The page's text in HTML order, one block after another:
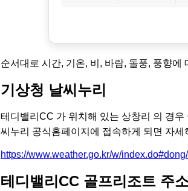
순서대로 시간, 기온, 비, 바람, 돌풍, 풍향에
기상청 날씨누리
테디밸리CC 가 위치해 있는 상창리 의 경
씨누리 공식홈페이지에 접속하게 되면 자세
https://www.weather.go.kr/w/
테디밸리CC 골프리조트 주